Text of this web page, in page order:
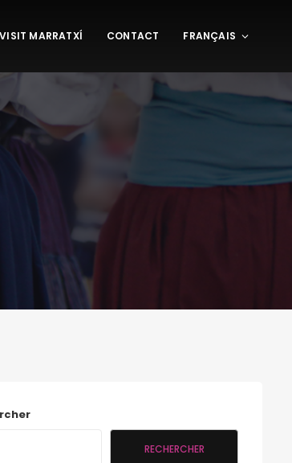
VISIT MARRATXÍ CONTACT FRANÇAIS
RECHERCHER